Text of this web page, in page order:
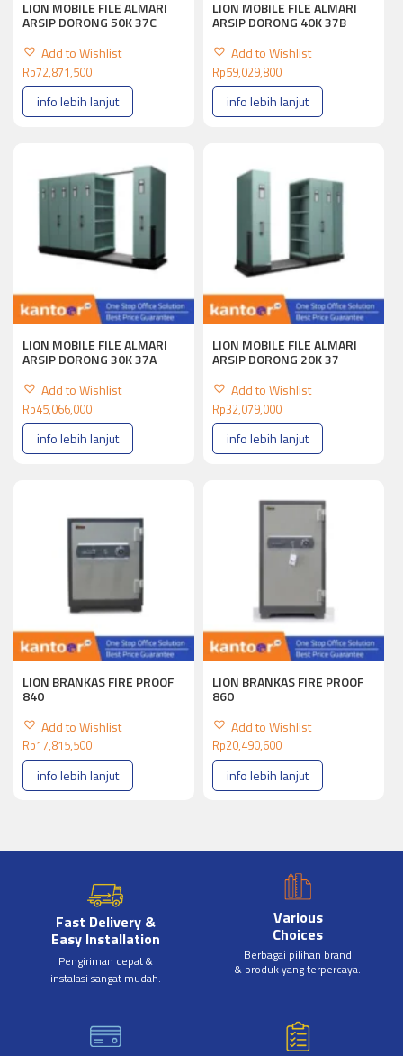
LION MOBILE FILE ALMARI
ARSIP DORONG 50K 37C
Add to Wishlist
Rp72,871,500
info lebih lanjut
LION MOBILE FILE ALMARI
ARSIP DORONG 40K 37B
Add to Wishlist
Rp59,029,800
info lebih lanjut
LION MOBILE FILE ALMARI
ARSIP DORONG 30K 37A
Add to Wishlist
Rp45,066,000
info lebih lanjut
LION MOBILE FILE ALMARI
ARSIP DORONG 20K 37
Add to Wishlist
Rp32,079,000
info lebih lanjut
LION BRANKAS FIRE PROOF
840
Add to Wishlist
Rp17,815,500
info lebih lanjut
LION BRANKAS FIRE PROOF
860
Add to Wishlist
Rp20,490,600
info lebih lanjut
Fast Delivery &
Easy Installation
Pengiriman cepat &
instalasi sangat mudah.
Various
Choices
Berbagai pilihan brand
& produk yang terpercaya.